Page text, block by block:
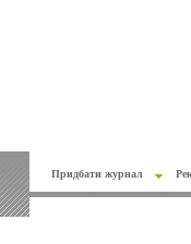
Придбати журнал